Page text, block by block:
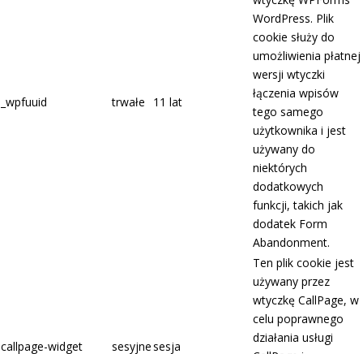
_wpfuuid trwałe 11 lat
WordPress. Plik
cookie służy do
umożliwienia płatnej
wersji wtyczki
łączenia wpisów
tego samego
użytkownika i jest
używany do
niektórych
dodatkowych
funkcji, takich jak
dodatek Form
Abandonment.
callpage-widget sesyjnesesja
Ten plik cookie jest
używany przez
wtyczkę CallPage, w
celu poprawnego
działania usługi